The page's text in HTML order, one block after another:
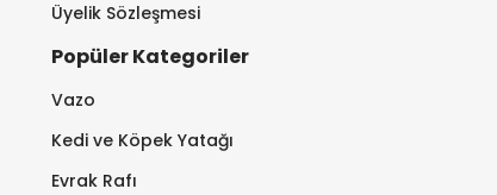
Üyelik Sözleşmesi
Popüler Kategoriler
Vazo
Kedi ve Köpek Yatağı
Evrak Rafı